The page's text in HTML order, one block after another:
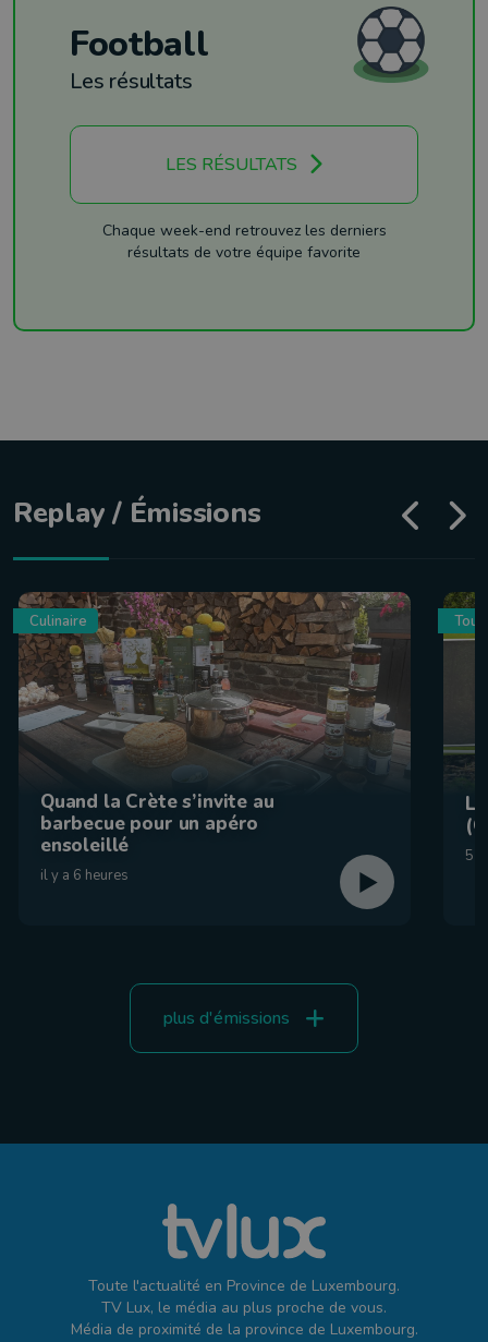
Football
Les résultats
LES RÉSULTATS
Chaque week-end retrouvez les derniers
résultats de votre équipe favorite
Replay / Émissions
Culinaire
Quand la Crète s’invite au
barbecue pour un apéro
ensoleillé
il y a 6 heures
5
plus d'émissions
Toute l'actualité en Province de Luxembourg.
TV Lux, le média au plus proche de vous.
Média de proximité de la province de Luxembourg.